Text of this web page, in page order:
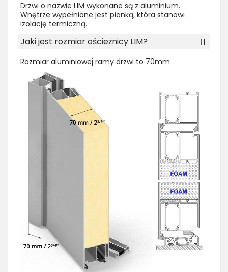
Drzwi o nazwie LIM wykonane są z aluminium.
Wnętrze wypełnione jest pianką, która stanowi
izolację termiczną.
Jaki jest rozmiar ościeżnicy LIM?
Rozmiar aluminiowej ramy drzwi to 70mm